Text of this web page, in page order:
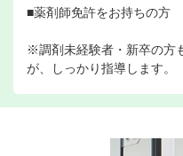
■薬剤師免許をお持ちの方
※調剤未経験者・新卒の方
が、しっかり指導します。